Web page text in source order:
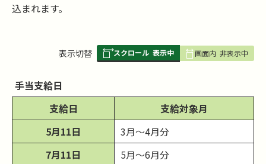
込まれます。
表
み
の
表示切替 スクロール 表示中 画面内 非表示中
手当支給日
支給日
支給対象月
5月11日
3月～4月分
7月11日
5月～6月分